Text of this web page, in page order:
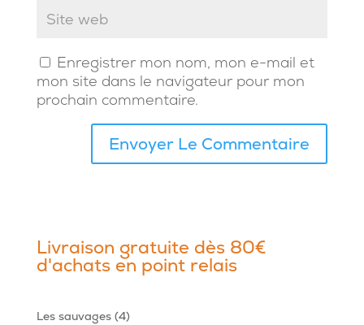
Enregistrer mon nom, mon e-mail et
mon site dans le navigateur pour mon
prochain commentaire.
Livraison gratuite dès 80€
d'achats en point relais
Les sauvages 44